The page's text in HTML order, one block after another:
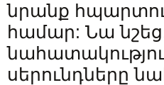
նրանք
համար: Նա
սերունդները